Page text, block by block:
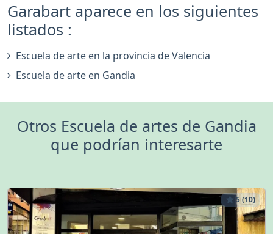
Garabart aparece en los siguientes
listados :
Escuela de arte en la provincia de Valencia
Escuela de arte en Gandia
Otros Escuela de artes de Gandia
que podrían interesarte
5 (10)